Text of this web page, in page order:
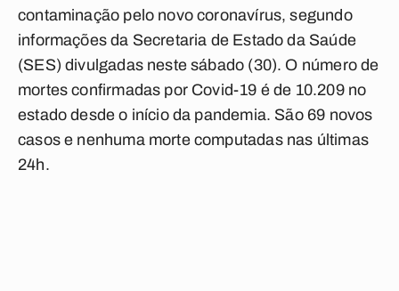
contaminação pelo novo coronavírus, segundo
informações da Secretaria de Estado da Saúde
(SES) divulgadas neste sábado (30). O número de
mortes confirmadas por Covid-19 é de 10.209 no
estado desde o início da pandemia. São 69 novos
casos e nenhuma morte computadas nas últimas
24h.